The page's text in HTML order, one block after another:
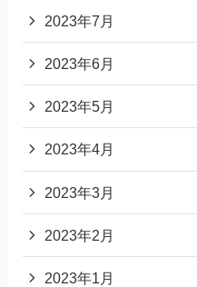
2023年7月
2023年6月
2023年5月
2023年4月
2023年3月
2023年2月
2023年1月